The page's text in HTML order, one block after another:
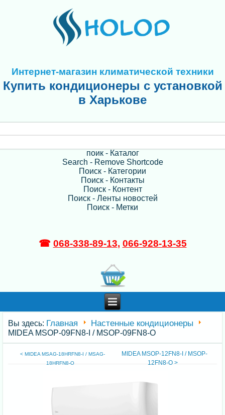
Интернет-магазин климатической техники
Купить кондиционеры с установкой
в Харькове
поик - Каталог
Search - Remove Shortcode
Поиск - Категории
Поиск - Контакты
Поиск - Контент
Поиск - Ленты новостей
Поиск - Метки
☎ 068-338-89-13, 066-928-13-35
Вы здесь: Главная Настенные кондиционеры
MIDEA MSOP-09FN8-I / MSOP-09FN8-O
< MIDEA MSAG-18HRFN8-I / MSAG-
18HRFN8-O
MIDEA MSOP-12FN8-I / MSOP-
12FN8-O >